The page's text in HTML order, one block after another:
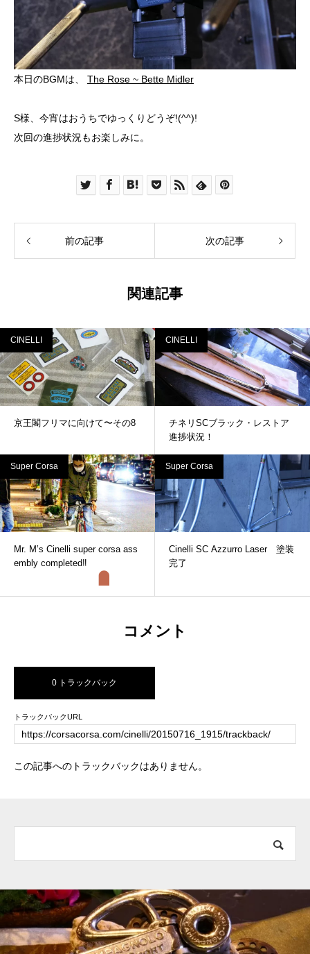
本日のBGMは、 The Rose ~ Bette Midler
S様、今宵はおうちでゆっくりどうぞ!(^^)!
次回の進捗状況もお楽しみに。
前の記事 次の記事
関連記事
CINELLI
京王閣フリマに向けて〜その8
CINELLI
チネリSCブラック・レストア
進捗状況！
Super Corsa
Mr. M’s Cinelli super corsa ass
embly completed‼
Super Corsa
Cinelli SC Azzurro Laser 塗装
完了
コメント
0 トラックバック
トラックバックURL
この記事へのトラックバックはありません。